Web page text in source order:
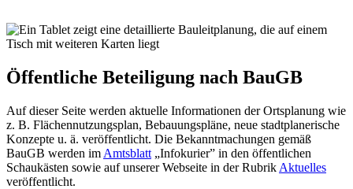
Öffentliche Beteiligung nach BauGB
Auf dieser Seite werden aktuelle Informationen der Ortsplanung wie
z. B. Flächennutzungsplan, Bebauungspläne, neue stadtplanerische
Konzepte u. ä. veröffentlicht. Die Bekanntmachungen gemäß
BauGB werden im Amtsblatt „Infokurier” in den öffentlichen
Schaukästen sowie auf unserer Webseite in der Rubrik Aktuelles
veröffentlicht.